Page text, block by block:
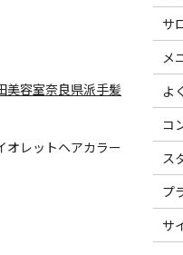
美容室奈良県派手髪
レットヘアカラー
サ
メ
よ
コ
ス
プ
サ